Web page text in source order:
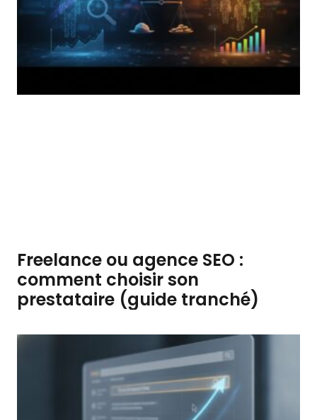
Freelance ou agence SEO :
comment choisir son
prestataire (guide tranché)